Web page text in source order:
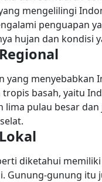
mengelilingi
penguapan
hujan dan kondisi
yang menyebabkan
basah, yaitu
lima pulau besar
diketahui
Gunung-gunung itu